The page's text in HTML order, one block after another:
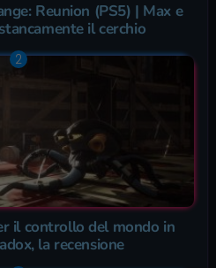
Reunion (PS5) | Max e
il cerchio
il controllo del mondo in
la recensione